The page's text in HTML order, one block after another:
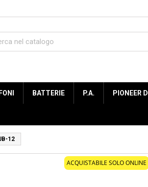
BATTERIE P.A. PIONEER
12
ACQUISTABILE SOLO ONLINE